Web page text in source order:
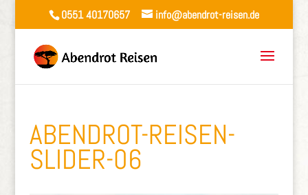
0551 40170657 info@abendrot-reisen.de
ABENDROT-REISEN-
SLIDER-06